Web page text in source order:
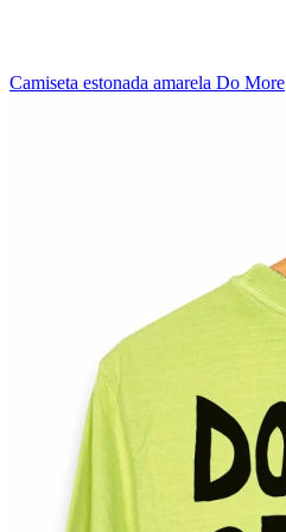
Camiseta estonada amarela Do More